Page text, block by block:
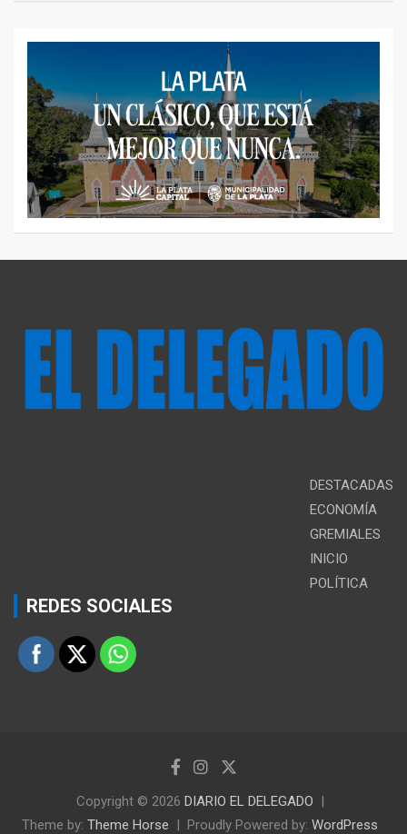
DESTACADAS
ECONOMÍA
GREMIALES
INICIO
POLÍTICA
REDES SOCIALES
Copyright © 2026 DIARIO EL DELEGADO
Theme by: Theme Horse Proudly Powered by: WordPress